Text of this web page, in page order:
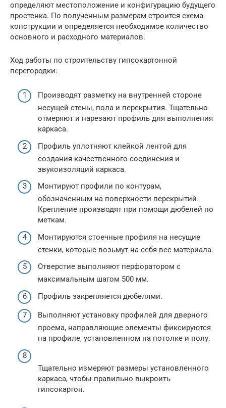
определяют местоположение и конфигурацию будущего
простенка. По полученным размерам строится схема
конструкции и определяется необходимое количество
основного и расходного материалов.
Ход работы по строительству гипсокартонной
перегородки:
Производят разметку на внутренней стороне
несущей стены, пола и перекрытия. Тщательно
отмеряют и нарезают профиль для выполнения
каркаса.
Профиль уплотняют клейкой лентой для
создания качественного соединения и
звукоизоляций каркаса.
Монтируют профили по контурам,
обозначенным на поверхности перекрытий.
Крепление производят при помощи дюбелей по
меткам.
Монтируются стоечные профиля на несущие
стенки, которые возьмут на себя вес материала.
Отверстие выполняют перфоратором с
максимальным шагом 500 мм.
Профиль закрепляется дюбелями.
Выполняют установку профилей для дверного
проема, направляющие элементы фиксируются
на профиле, установленном на потолке и полу.
Тщательно измеряют размеры установленного
каркаса, чтобы правильно выкроить
гипсокартон.